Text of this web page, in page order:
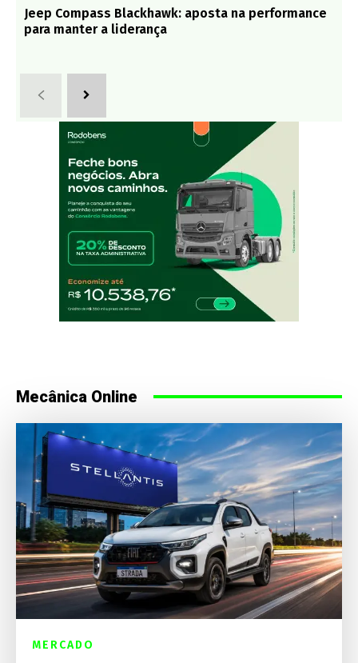
Jeep Compass Blackhawk: aposta na performance
para manter a liderança
Mecânica Online
MERCADO